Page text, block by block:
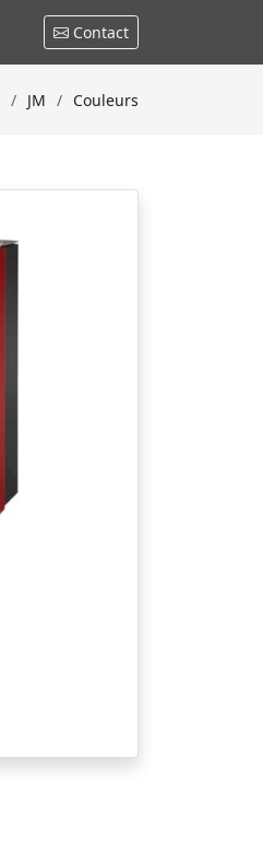
Contact
JM Couleurs